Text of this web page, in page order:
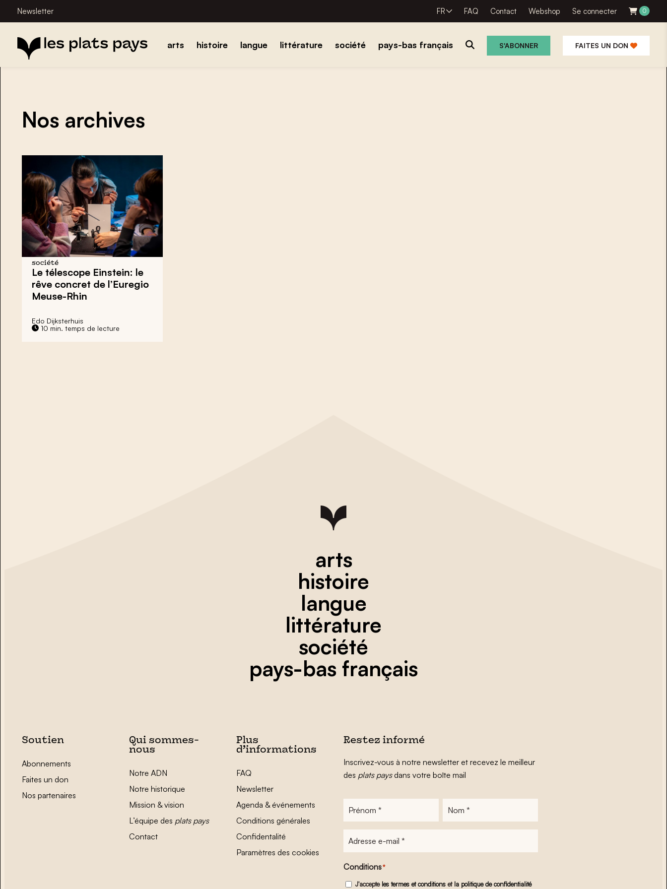
Newsletter FR FAQ Contact Webshop Se connecter 0
arts histoire langue littérature société pays-bas français S'ABONNER FAITES UN DON
Nos archives
société
Le télescope Einstein: le
rêve concret de l’Euregio
Meuse-Rhin
Edo Dijksterhuis
10 min. temps de lecture
arts
histoire
langue
littérature
société
pays-bas français
Soutien
Abonnements
Faites un don
Nos partenaires
Qui sommes-
nous
Notre ADN
Notre historique
Mission & vision
L’équipe des plats pays
Contact
Plus
d’informations
FAQ
Newsletter
Agenda & événements
Conditions générales
Confidentalité
Paramètres des cookies
Restez informé
Inscrivez-vous à notre newsletter et recevez le meilleur
des plats paysdans votre boîte mail
mail
Conditions*
J'accepte les termes et conditionset la politique de confidentialité